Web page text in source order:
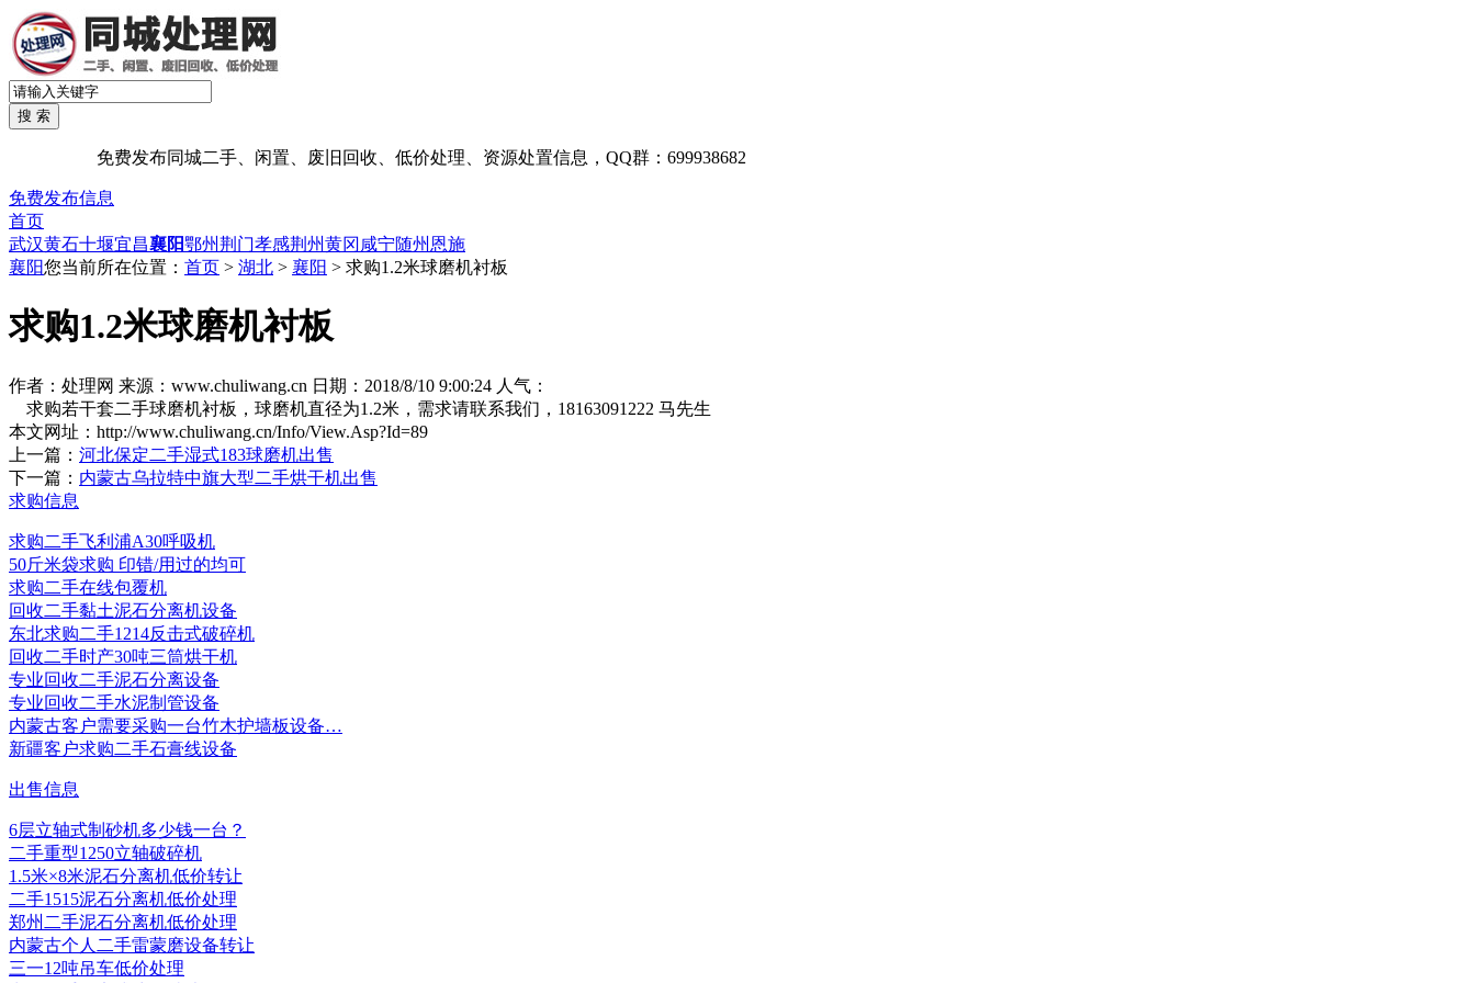
免费发布同城二手、闲置、废旧回收、低价处理、资源处置信息，QQ群：699938682
免费发布信息
首页
武汉黄石十堰宜昌襄阳鄂州荆门孝感荆州黄冈 咸宁随州 恩施
襄阳您当前所在位置： 首页 > 湖北 > 襄阳 > 求购1.2米球磨机衬板
求购1.2米球磨机衬板
作者：处理网 来源：www.chuliwang.cn 日期：2018/8/10 9:00:24 人气：
求购若干套二手球磨机衬板，球磨机直径为1.2米，需求请联系我们，18163091222 马先生
本文网址： http://www.chuliwang.cn/Info/View.Asp?Id=89
上一篇： 河北保定二手湿式183球磨机出售
下一篇： 内蒙古乌拉特中旗大型二手烘干机出售
求购信息
求购二手飞利浦A30呼吸机
50斤米袋求购 印错/用过的均可
求购二手在线包覆机
回收二手黏土泥石分离机设备
东北求购二手1214反击式破碎机
回收二手时产30吨三筒烘干机
专业回收二手泥石分离设备
专业回收二手水泥制管设备
内蒙古客户需要采购一台竹木护墙板设备…
新疆客户求购二手石膏线设备
出售信息
6层立轴式制砂机多少钱一台？
二手重型1250立轴破碎机
1.5米×8米泥石分离机低价转让
二手1515泥石分离机低价处理
郑州二手泥石分离机低价处理
内蒙古个人二手雷蒙磨设备转让
三一12吨吊车低价处理